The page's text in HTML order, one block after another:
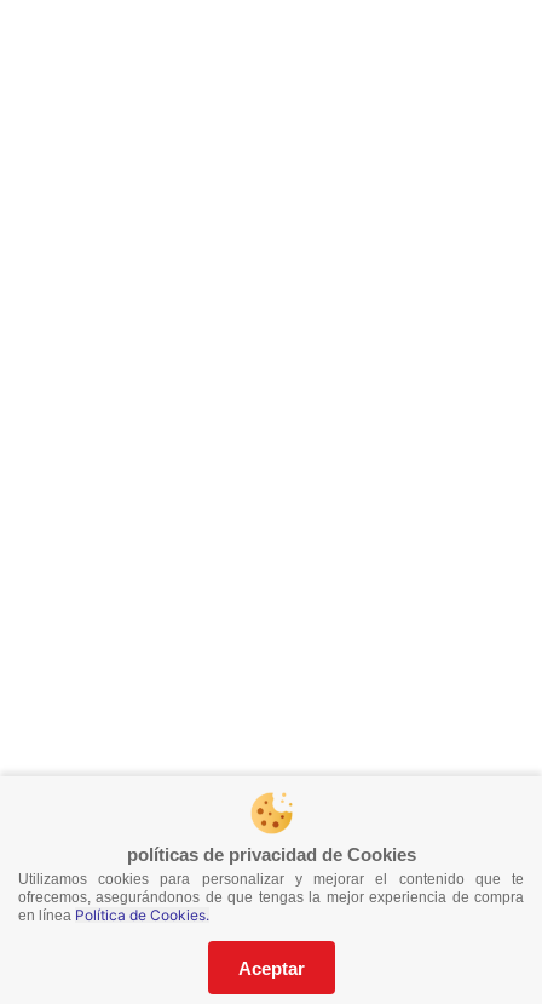
políticas de privacidad de Cookies
Utilizamos cookies para personalizar y mejorar el contenido que te
ofrecemos, asegurándonos de que tengas la mejor experiencia de compra
en línea Política de Cookies.
Aceptar